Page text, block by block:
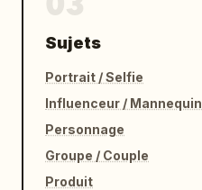
Sujets
Portrait / Selfie
Influenceur / Mannequin
Personnage
Groupe / Couple
Produit